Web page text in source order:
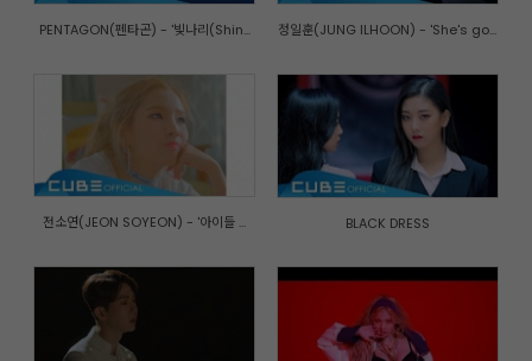
PENTAGON(펜타곤) - '빛나리(Shin... 정일훈(JUNG ILHOON) - 'She's go...
전소연(JEON SOYEON) - '아이들 ... BLACK DRESS